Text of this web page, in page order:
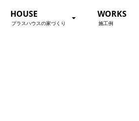
HOUSE
プラスハウスの家づくり
WORKS
施工例